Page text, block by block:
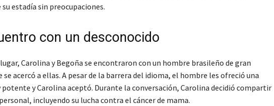
estadía sin preocupaciones.
con un desconocido
Carolina y Begoña se encontraron con un hombre brasileño de gran
se acercó a ellas. A pesar de la barrera del idioma, el hombre les ofreció una
potente y Carolina aceptó. Durante la conversación, Carolina decidió compartir
incluyendo su lucha contra el cáncer de mama.